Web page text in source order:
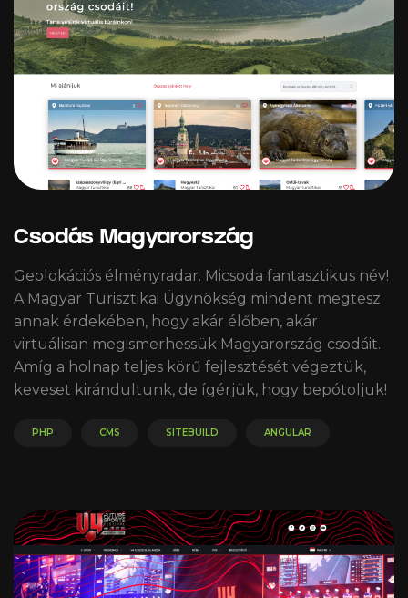
Csodás Magyarország
Geolokációs élményradar. Micsoda fantasztikus név!
A Magyar Turisztikai Ügynökség mindent megtesz
annak érdekében, hogy akár élőben, akár
virtuálisan megismerhessük Magyarország csodáit.
Amíg a holnap teljes körű fejlesztését végeztük,
keveset kirándultunk, de ígérjük, hogy bepótoljuk!
PHP CMS SITEBUILD ANGULAR